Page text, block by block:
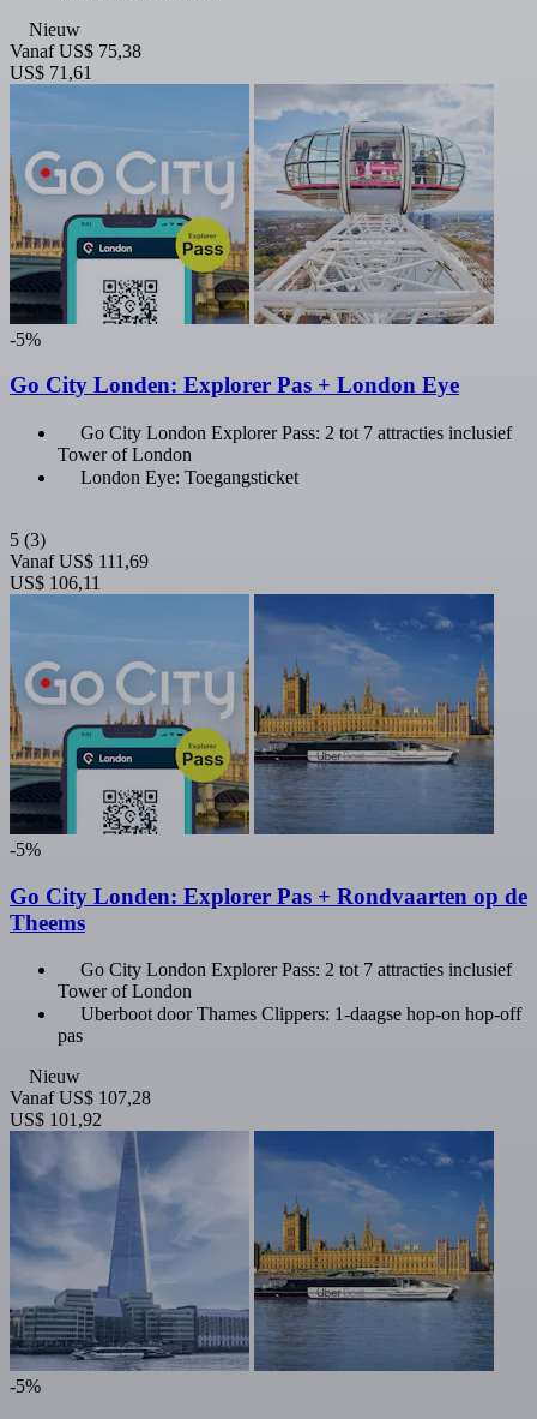
Nieuw
Vanaf US$ 75,38
US$ 71,61
-5%
Go City Londen: Explorer Pas + London Eye
Go City London Explorer Pass: 2 tot 7 attracties inclusief
Tower of London
London Eye: Toegangsticket
5 (3)
Vanaf US$ 111,69
US$ 106,11
-5%
Go City Londen: Explorer Pas + Rondvaarten op de
Theems
Go City London Explorer Pass: 2 tot 7 attracties inclusief
Tower of London
Uberboot door Thames Clippers: 1-daagse hop-on hop-off
pas
Nieuw
Vanaf US$ 107,28
US$ 101,92
-5%